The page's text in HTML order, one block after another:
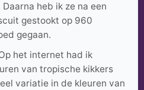
heb ik ze na een
gestookt op 960
gegaan.
het internet had ik
van tropische kikkers
variatie in de kleuren van